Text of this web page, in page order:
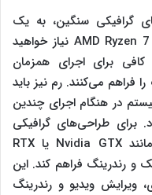
گرافیکی سنگین، به یک
پردازنده سریع مانند Intel Core i7 یا AMD Ryzen 7 نیاز خواهید
کافی برای اجرای همزمان
فراهم می‌کنند. رم نیز باید
سیستم در هنگام اجرای چندین
برای طراحی‌های گرافیکی
پیشرفته، داشتن کارت گرافیک مجزا مانند Nvidia GTX یا RTX
و رندرینگ فراهم کند. این
ویرایش ویدیو و رندرینگ